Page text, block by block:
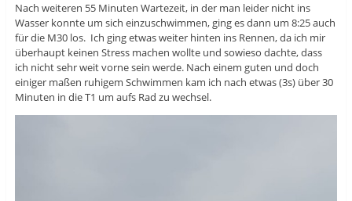
Nach weiteren 55 Minuten Wartezeit, in der man leider nicht ins
Wasser konnte um sich einzuschwimmen, ging es dann um 8:25 auch
für die M30 los. Ich ging etwas weiter hinten ins Rennen, da ich mir
überhaupt keinen Stress machen wollte und sowieso dachte, dass
ich nicht sehr weit vorne sein werde. Nach einem guten und doch
einiger maßen ruhigem Schwimmen kam ich nach etwas (3s) über 30
Minuten in die T1 um aufs Rad zu wechsel.